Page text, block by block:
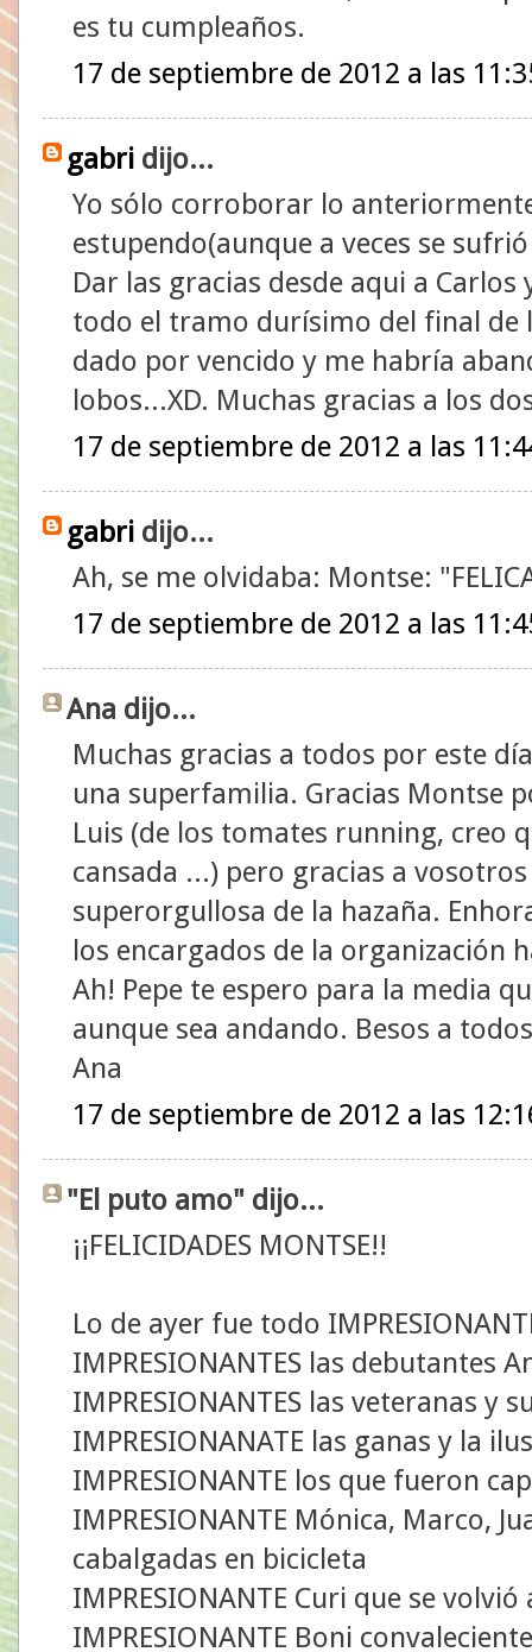
es tu cumpleaños.
17 de septiembre de 2012 a las
gabri dijo...
Yo sólo corroborar lo
estupendo(aunque a veces se
Dar las gracias desde aqui a
todo el tramo durísimo del final de
dado por vencido y me habría
lobos...XD. Muchas gracias a los
17 de septiembre de 2012 a las
gabri dijo...
Ah, se me olvidaba: Montse:
17 de septiembre de 2012 a las
Ana dijo...
Muchas gracias a todos por este
una superfamilia. Gracias Montse
Luis (de los tomates running, creo
cansada ...) pero gracias a
superorgullosa de la hazaña.
los encargados de la organización
Ah! Pepe te espero para la media
aunque sea andando. Besos a
Ana
17 de septiembre de 2012 a las
"El puto amo" dijo...
¡¡FELICIDADES MONTSE!!
Lo de ayer fue todo
IMPRESIONANTES las debutantes
IMPRESIONANTES las veteranas y
IMPRESIONANATE las ganas y la
IMPRESIONANTE los que fueron
IMPRESIONANTE Mónica, Marco,
cabalgadas en bicicleta
IMPRESIONANTE Curi que se
IMPRESIONANTE Boni